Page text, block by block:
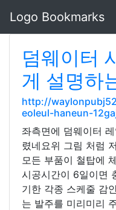
Logo Bookmarks
덤웨이터
게 설명하
http://
eoleul-haneun-
좌측면에 덤웨이터
렸네요위 그림 처럼
모든 부품이 철탑에
시공시간이 6일이면
기한 각종 스케줄 감
는 발주를 미리미리